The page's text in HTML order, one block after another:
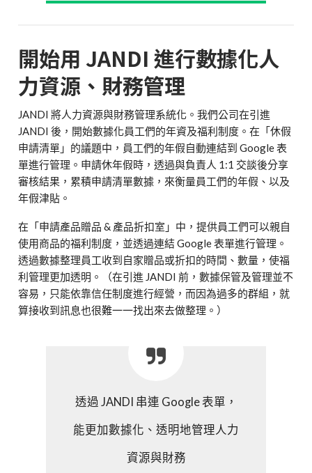
開始用 JANDI 進行數據化人
力資源、財務管理
JANDI 將人力資源與財務管理系統化。我們公司在引進
JANDI 後，開始數據化員工們的年資及福利制度。在「休假
申請清單」的議題中，員工們的年假自動連結到 Google 表
單進行管理。申請休年假時，透過與負責人 1:1 交談後分享
審核結果，累積申請清單數據，來衡量員工們的年假、以及
年假津貼。
在「申請產品贈品 & 產品折扣室」中，提供員工們可以親自
使用商品的福利制度，並透過連結 Google 表單進行管理。
透過數據整理員工收到自家贈品或折扣的時間、數量，使福
利管理更加透明。（在引進 JANDI 前，數據保管及管理並不
容易，只能依靠信任制度進行經營，而因為過多的群組，就
算接收到訊息也很難一一找出來去做整理。）
透過 JANDI 串連 Google 表單，
能更加數據化、透明地管理人力
資源與財務